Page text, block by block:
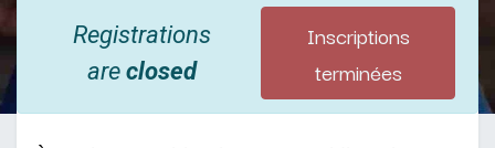
Registrations
areclosed
Inscriptions
terminées